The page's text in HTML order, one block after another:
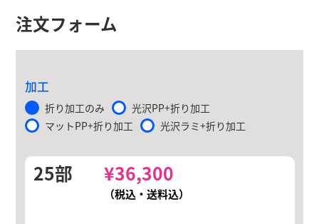
注文フォーム
加工
折り加工のみ
光沢PP+折り加工
マットPP+折り加工
光沢ラミ+折り加工
25部 ¥36,300
（税込・送料込）